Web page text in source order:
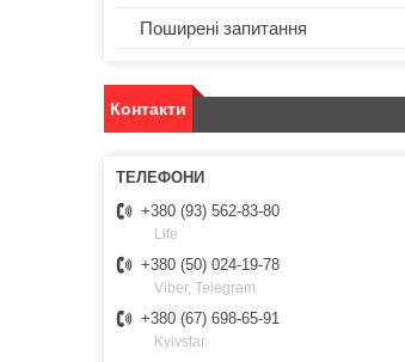
Поширені запитання
Контакти
+380 (93) 562-83-80
Life
+380 (50) 024-19-78
Viber, Telegram
+380 (67) 698-65-91
Kyivstar